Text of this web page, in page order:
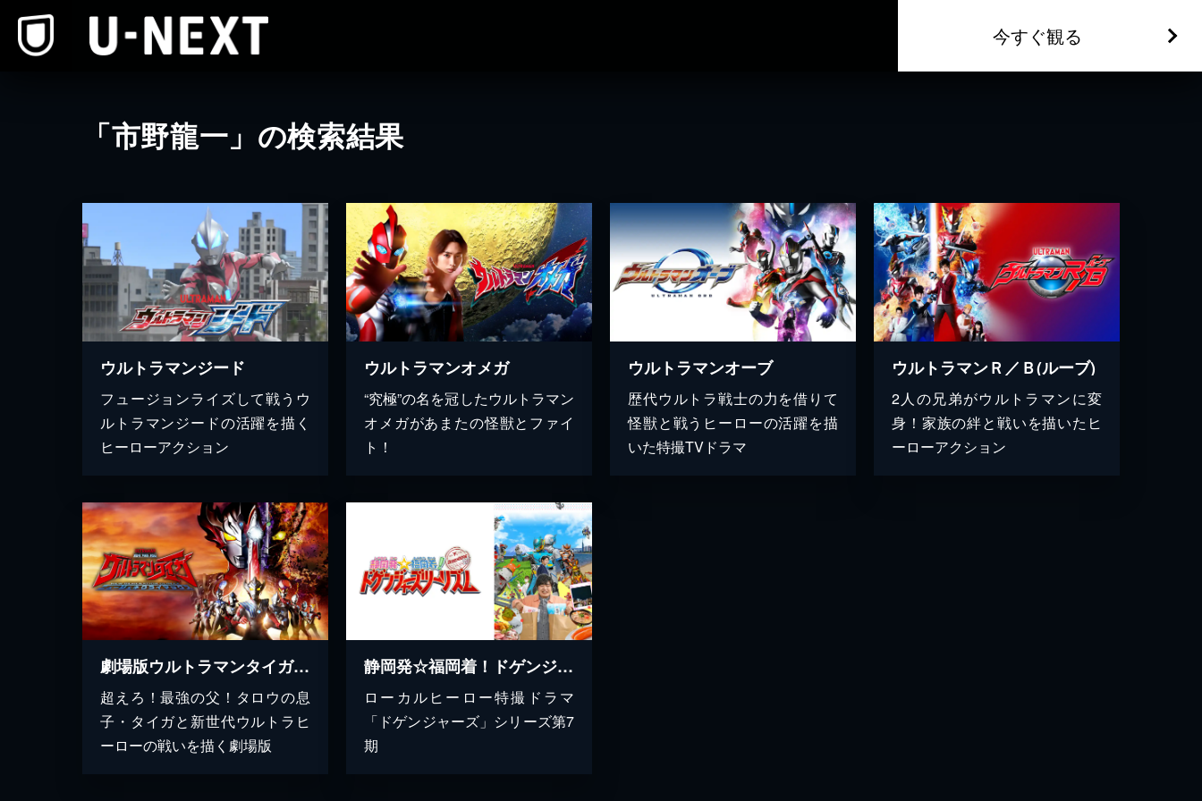
今すぐ観る
「市野龍一」の検索結果
ウルトラマンジード
フュージョンライズして戦うウ
ルトラマンジードの活躍を描く
ヒーローアクション
ウルトラマンオメガ
“究極”の名を冠したウルトラマン
オメガがあまたの怪獣とファイ
ト！
ウルトラマンオーブ
歴代ウルトラ戦士の力を借りて
怪獣と戦うヒーローの活躍を描
いた特撮TVドラマ
ウルトラマンＲ／Ｂ(ルーブ)
2人の兄弟がウルトラマンに変
身！家族の絆と戦いを描いたヒ
ーローアクション
劇場版ウルトラマンタイガ ニュージェネクライマックス
超えろ！最強の父！タロウの息
子・タイガと新世代ウルトラヒ
ーローの戦いを描く劇場版
静岡発☆福岡着！ドゲンジャーズツーリズム
ローカルヒーロー特撮ドラマ
「ドゲンジャーズ」シリーズ第7
期